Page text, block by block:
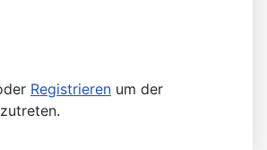
Registrieren um der